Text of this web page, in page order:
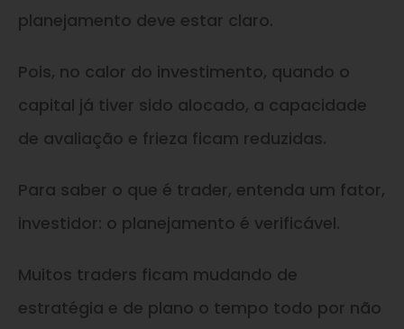
planejamento deve estar claro.
Pois, no calor do investimento, quando o
capital já tiver sido alocado, a capacidade
de avaliação e frieza ficam reduzidas.
Para saber o que é trader, entenda um fator,
investidor: o planejamento é verificável.
Muitos traders ficam mudando de
estratégia e de plano o tempo todo por não